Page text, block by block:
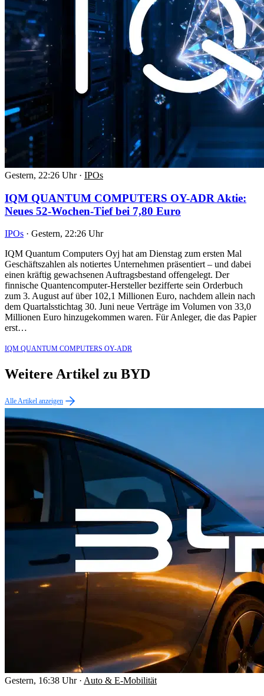
Gestern, 22:26 Uhr · IPOs
IQM QUANTUM COMPUTERS OY-ADR Aktie:
Neues 52-Wochen-Tief bei 7,80 Euro
IPOs · Gestern, 22:26 Uhr
IQM Quantum Computers Oyj hat am Dienstag zum ersten Mal
Geschäftszahlen als notiertes Unternehmen präsentiert – und dabei
einen kräftig gewachsenen Auftragsbestand offengelegt. Der
finnische Quantencomputer-Hersteller bezifferte sein Orderbuch
zum 3. August auf über 102,1 Millionen Euro, nachdem allein nach
dem Quartalsstichtag 30. Juni neue Verträge im Volumen von 33,0
Millionen Euro hinzugekommen waren. Für Anleger, die das Papier
erst…
IQM QUANTUM COMPUTERS OY-ADR
Weitere Artikel zu BYD
Alle Artikel anzeigen
Gestern, 16:38 Uhr · Auto & E-Mobilität